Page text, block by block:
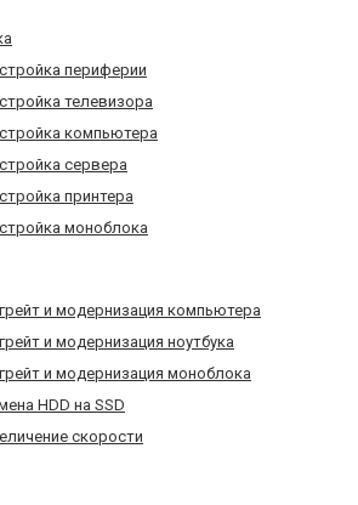
периферии
телевизора
компьютера
сервера
принтера
моноблока
и модернизация компьютера
и модернизация ноутбука
и модернизация моноблока
HDD на SSD
скорости